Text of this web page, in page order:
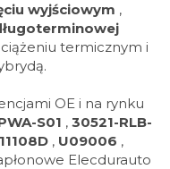
wyjściowym ,
termicznym i
OE i na rynku
S01 , 30521-RLB-
, U09006 ,
Elecdurauto